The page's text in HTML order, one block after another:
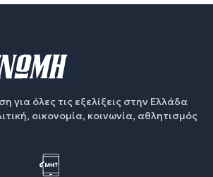
για όλες τις εξελίξεις στην Ελλάδα
οικονομία, κοινωνία, αθλητισμός